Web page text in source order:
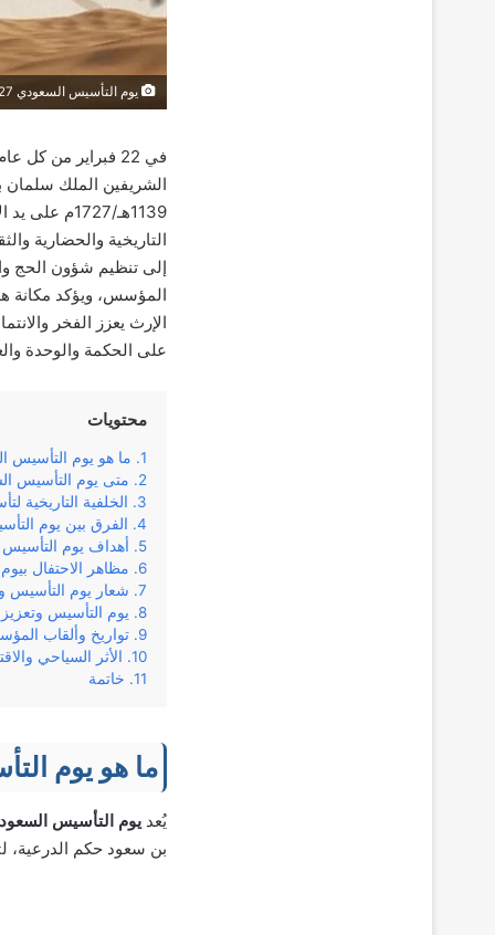
يوم التأسيس السعودي 1727
في 22 فبراير من
الشريفين الملك سلمان
1139هـ/
التاريخية والحضارية
إلى تنظيم شؤون الحج
المؤسس، ويؤكد مكانة
الإرث يعزز الفخر
على الحكمة والوحدة
محتويات
ما هو يوم التأسيس
متى يوم التأسيس
الخلفية التاريخية
الفرق بين يوم
أهداف يوم
مظاهر الاحتفال
شعار يوم التأسيس
يوم التأسيس وتعزيز
تواريخ وألقاب
الأثر السياحي
خاتمة
ما هو يوم
يُعد يوم التأسيس
بن سعود حكم الدرعية،